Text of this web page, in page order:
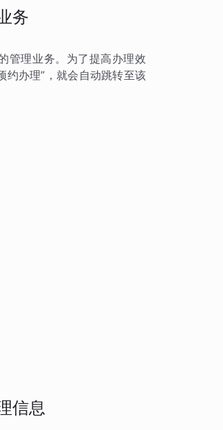
务
管理业务。为了提高办理效
约办理”，就会自动跳转至该
信息